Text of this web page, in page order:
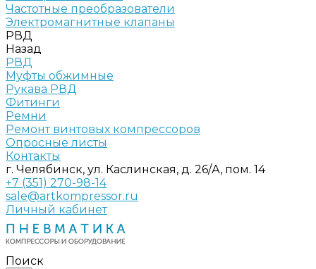
Частотные преобразователи
Электромагнитные клапаны
РВД
Назад
РВД
Муфты обжимные
Рукава РВД
Фитинги
Ремни
Ремонт винтовых компрессоров
Опросные листы
Контакты
г. Челябинск, ул. Каслинская, д. 26/А, пом. 14
+7 (351) 270-98-14
sale@artkompressor.ru
Личный кабинет
Поиск